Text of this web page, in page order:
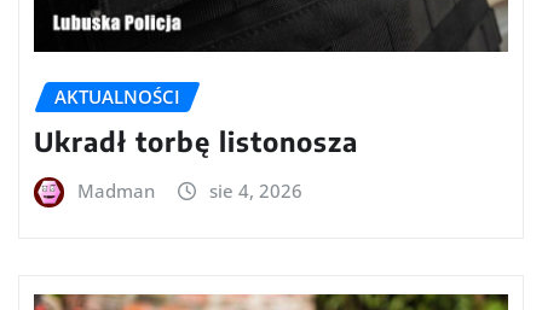
AKTUALNOŚCI
Ukradł torbę listonosza
Madman sie 4, 2026